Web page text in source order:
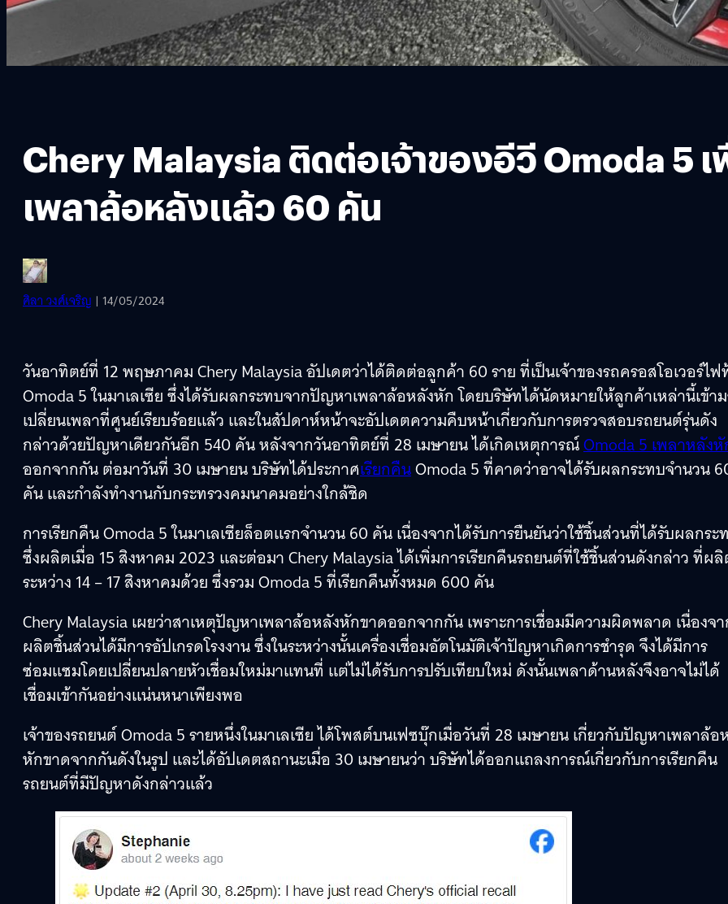
Chery Malaysia ติดต่อเจ้าของอีวี Omoda 5
เพลาล้อหลังแล้ว 60 คัน
ศิลา วงศ์เจริญ | 14/05/2024
วันอาทิตย์ที่ 12 พฤษภาคม Chery Malaysia อัปเดตว่าได้ติดต่อลูกค้า 60 ราย ที่เป็นเจ้าของรถครอสโอเวอร์ไฟ
Omoda 5 ในมาเลเซีย ซึ่งได้รับผลกระทบจากปัญหาเพลาล้อหลังหัก โดยบริษัทได้นัดหมายให้ลูกค้าเหล่านี้เข้า
เปลี่ยนเพลาที่ศูนย์เรียบร้อยแล้ว และในสัปดาห์หน้าจะอัปเดตความคืบหน้าเกี่ยวกับการตรวจสอบรถยนต์รุ่นดัง
กล่าวด้วยปัญหาเดียวกันอีก 540 คัน หลังจากวันอาทิตย์ที่ 28 เมษายน ได้เกิดเหตุการณ์Omoda 5 เพลาหลัง
ออกจากกัน ต่อมาวันที่ 30 เมษายน บริษัทได้ประกาศเรียกคืนOmoda 5 ที่คาดว่าอาจได้รับผลกระทบจำนวน
คัน และกำลังทำงานกับกระทรวงคมนาคมอย่างใกล้ชิด
การเรียกคืน Omoda 5 ในมาเลเซียล็อตแรกจำนวน 60 คัน เนื่องจากได้รับการยืนยันว่าใช้ชิ้นส่วนที่ได้รับผลกระ
ซึ่งผลิตเมื่อ 15 สิงหาคม 2023 และต่อมา Chery Malaysia ได้เพิ่มการเรียกคืนรถยนต์ที่ใช้ชิ้นส่วนดังกล่าว ที่ผ
ระหว่าง 14 – 17 สิงหาคมด้วย ซึ่งรวม Omoda 5 ที่เรียกคืนทั้งหมด 600 คัน
Chery Malaysia เผยว่าสาเหตุปัญหาเพลาล้อหลังหักขาดออกจากกัน เพราะการเชื่อมมีความผิดพลาด เนื่องจ
ผลิตชิ้นส่วนได้มีการอัปเกรดโรงงาน ซึ่งในระหว่างนั้นเครื่องเชื่อมอัตโนมัติเจ้าปัญหาเกิดการชำรุด จึงได้มีการ
ซ่อมแซมโดยเปลี่ยนปลายหัวเชื่อมใหม่มาแทนที่ แต่ไม่ได้รับการปรับเทียบใหม่ ดังนั้นเพลาด้านหลังจึงอาจไม่ได้
เชื่อมเข้ากันอย่างแน่นหนาเพียงพอ
เจ้าของรถยนต์ Omoda 5 รายหนึ่งในมาเลเซีย ได้โพสต์บนเฟซบุ๊กเมื่อวันที่ 28 เมษายน เกี่ยวกับปัญหาเพลาล้อ
หักขาดจากกันดังในรูป และได้อัปเดตสถานะเมื่อ 30 เมษายนว่า บริษัทได้ออกแถลงการณ์เกี่ยวกับการเรียกคืน
รถยนต์ที่มีปัญหาดังกล่าวแล้ว